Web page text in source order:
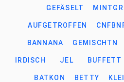
GEFÄSELT
AUFGETROFFEN
BANNANA GEMISCHTN
IRDISCH JEL BUFFETT
BATKON BETTY